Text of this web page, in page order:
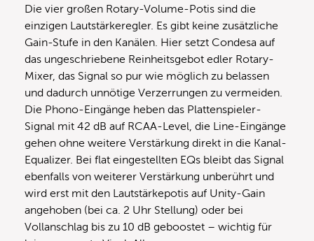
Die vier großen Rotary-Volume-Potis sind die
einzigen Lautstärkeregler. Es gibt keine zusätzliche
Gain-Stufe in den Kanälen. Hier setzt Condesa auf
das ungeschriebene Reinheitsgebot edler Rotary-
Mixer, das Signal so pur wie möglich zu belassen
und dadurch unnötige Verzerrungen zu vermeiden.
Die Phono-Eingänge heben das Plattenspieler-
Signal mit 42 dB auf RCAA-Level, die Line-Eingänge
gehen ohne weitere Verstärkung direkt in die Kanal-
Equalizer. Bei flat eingestellten EQs bleibt das Signal
ebenfalls von weiterer Verstärkung unberührt und
wird erst mit den Lautstärkepotis auf Unity-Gain
angehoben (bei ca. 2 Uhr Stellung) oder bei
Vollanschlag bis zu 10 dB geboostet – wichtig für